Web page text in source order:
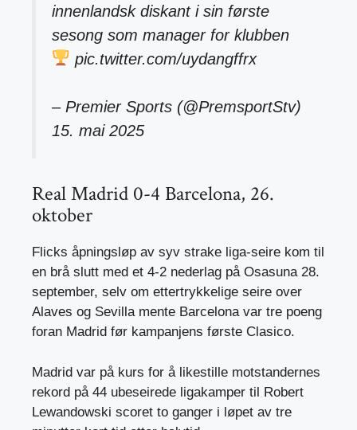
innenlandsk diskant i sin første
sesong som manager for klubben
pic.twitter.com/uydangffrx
– Premier Sports (@PremsportStv)
15. mai 2025
Real Madrid 0-4 Barcelona, ​​26.
oktober
Flicks åpningsløp av syv strake liga-seire kom til
en brå slutt med et 4-2 nederlag på Osasuna 28.
september, selv om ettertrykkelige seire over
Alaves og Sevilla mente Barcelona var tre poeng
foran Madrid før kampanjens første Clasico.
Madrid var på kurs for å likestille motstandernes
rekord på 44 ubeseirede ligakamper til Robert
Lewandowski scoret to ganger i løpet av tre